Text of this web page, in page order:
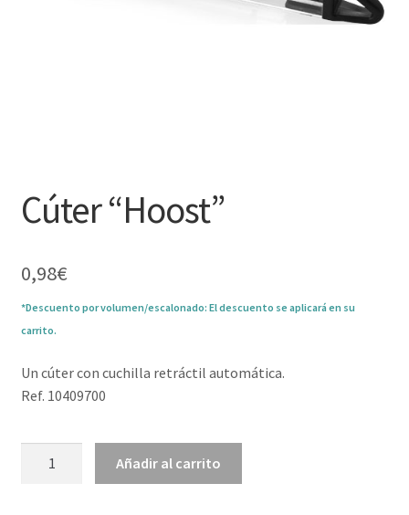
Cúter “Hoost”
0,98€
*Descuento por volumen/escalonado: El descuento se aplicará en su
carrito.
Un cúter con cuchilla retráctil automática.
Ref. 10409700
Añadir al carrito